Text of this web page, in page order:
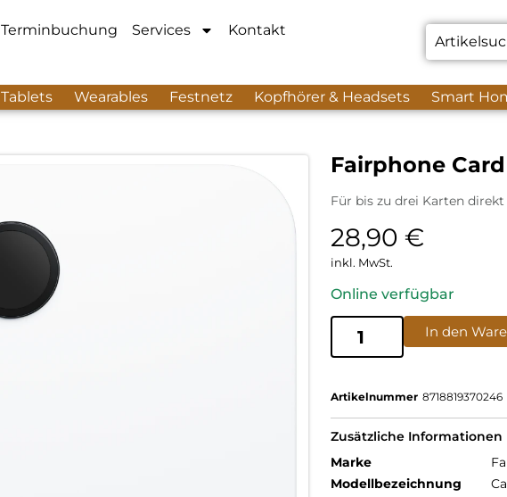
Terminbuchung Services
Kontakt
Tablets Wearables Festnetz Kopfhörer & Headsets Smart
Fairphone
Für bis zu drei Karten
28,90 €
inkl. MwSt.
Online verfügbar
In den
Artikelnummer 8718819370246
Zusätzliche Informationen
Marke
Modellbezeichnung